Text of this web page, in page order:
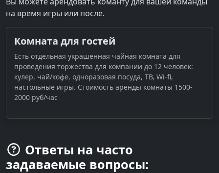
на время игры или после.
Комната для гостей
Есть отдельная украшенная чайная комната для
проведения торжества для компании до 12 человек:
кулер, чай/кофе, одноразовая посуда, ТВ, Wi-fi,
настольные игры. Стоимость аренды комнаты 1500-
2000 руб/час
Ответы на часто
задаваемые вопросы: